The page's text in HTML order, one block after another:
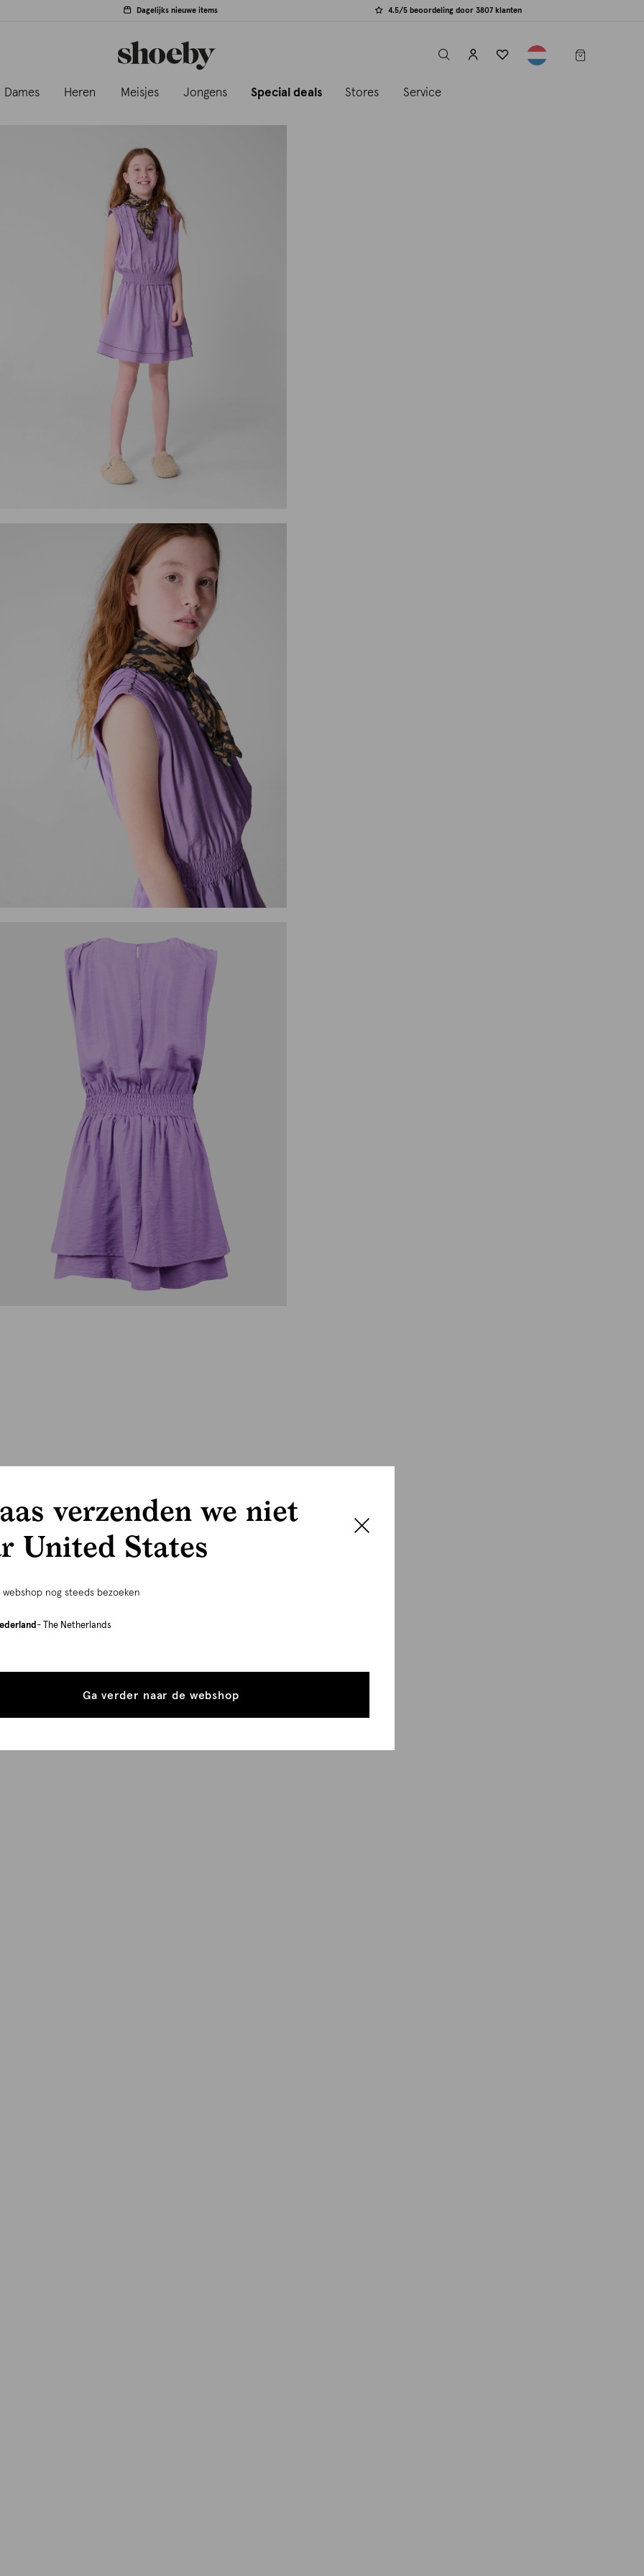
Dagelijks nieuwe items 4.5/5 beoordeling door 3807 klanten
label.header.toggle
Dames Heren Meisjes Jongens Special deals Stores Service
verzenden we niet
United States
nog steeds bezoeken
- The Netherlands
Ga verder naar de webshop